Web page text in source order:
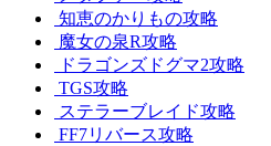
知恵のかりもの攻略
魔女の泉R攻略
ドラゴンズドグマ2攻略
TGS攻略
ステラーブレイド攻略
FF7リバース攻略